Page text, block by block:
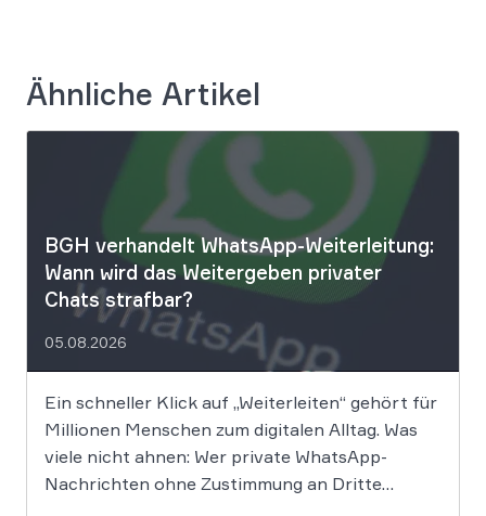
Ähnliche Artikel
BGH verhandelt WhatsApp-Weiterleitung:
Wann wird das Weitergeben privater
Chats strafbar?
05.08.2026
Ein schneller Klick auf „Weiterleiten“ gehört für
Millionen Menschen zum digitalen Alltag. Was
viele nicht ahnen: Wer private WhatsApp-
Nachrichten ohne Zustimmung an Dritte